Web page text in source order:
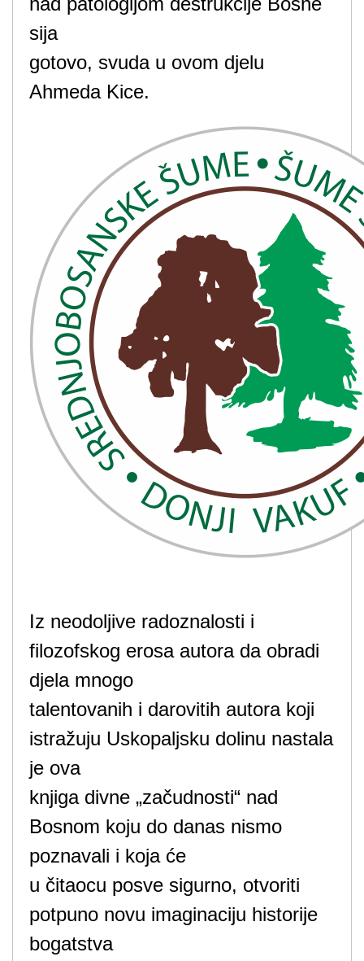
sija
gotovo, svuda u ovom djelu
Ahmeda Kice.
Iz neodoljive radoznalosti i
filozofskog erosa autora da obradi
djela mnogo
talentovanih i darovitih autora koji
istražuju Uskopaljsku dolinu nastala
je ova
knjiga divne „začudnosti“ nad
Bosnom koju do danas nismo
poznavali i koja će
u čitaocu posve sigurno, otvoriti
potpuno novu imaginaciju historije
bogatstva